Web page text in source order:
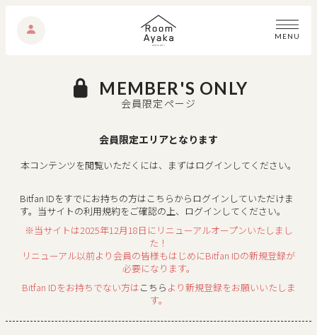
M EN U
MEMBER'S ONLY
会員限定ページ
会員限定エリアとなります
本コンテンツを閲覧いただくには、まずはログインしてください。
Bitfan IDをすでにお持ちの方はこちらからログインしていただけま
す。 当サイトの利用規約をご確認の上、ログインしてください。
※当サイトは2025年12月18日にリニューアルオープンいたしまし
た！
リニューアル以前より会員の皆様もはじめにBitfan IDの新規登録が
必要になります。
Bitfan IDをお持ちでない方はこちら より新規登録をお願いいたしま
す。